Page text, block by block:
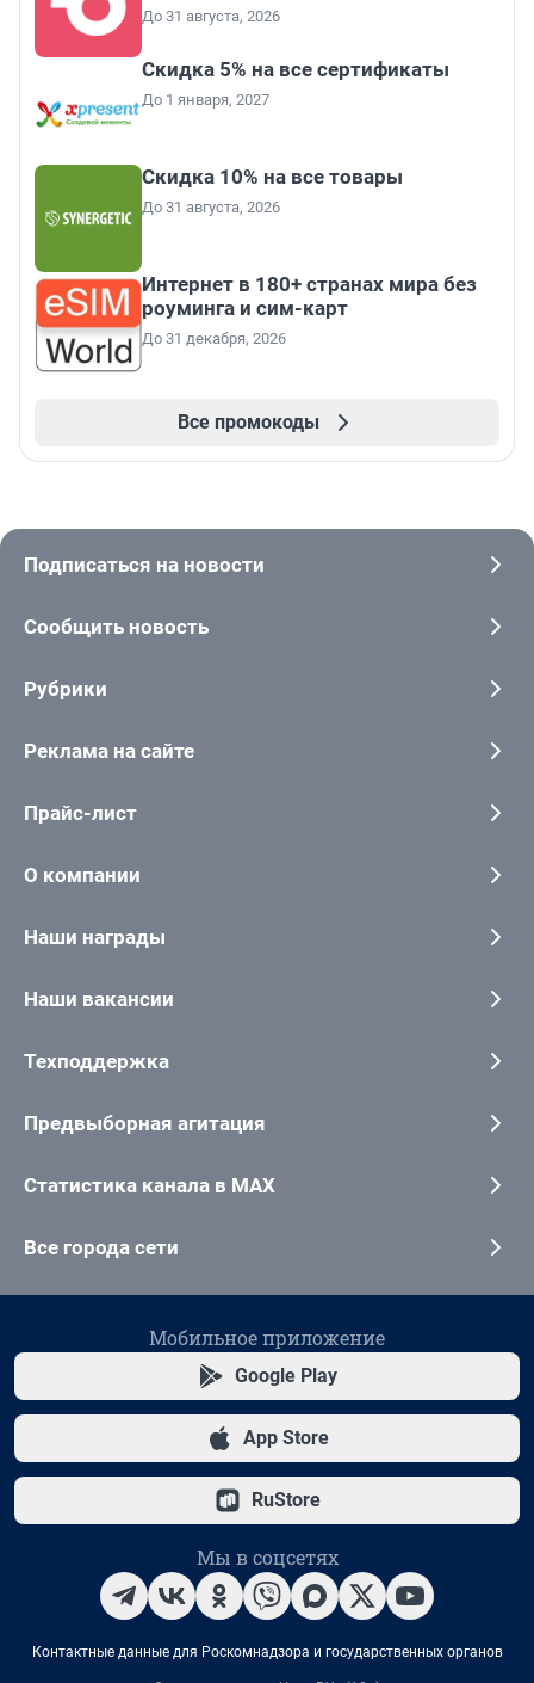
До 31 августа, 2026
Скидка 5% на все сертификаты
До 1 января, 2027
Скидка 10% на все товары
До 31 августа, 2026
Интернет в 180+ странах мира без
роуминга и сим-карт
До 31 декабря, 2026
Все промокоды
Подписаться на новости
Сообщить новость
Рубрики
Реклама на сайте
Прайс-лист
О компании
Наши награды
Наши вакансии
Техподдержка
Предвыборная агитация
Статистика канала в MAX
Все города сети
Мобильное приложение
Google Play
App Store
RuStore
Мы в соцсетях
Контактные данные для Роскомнадзора и государственных органов